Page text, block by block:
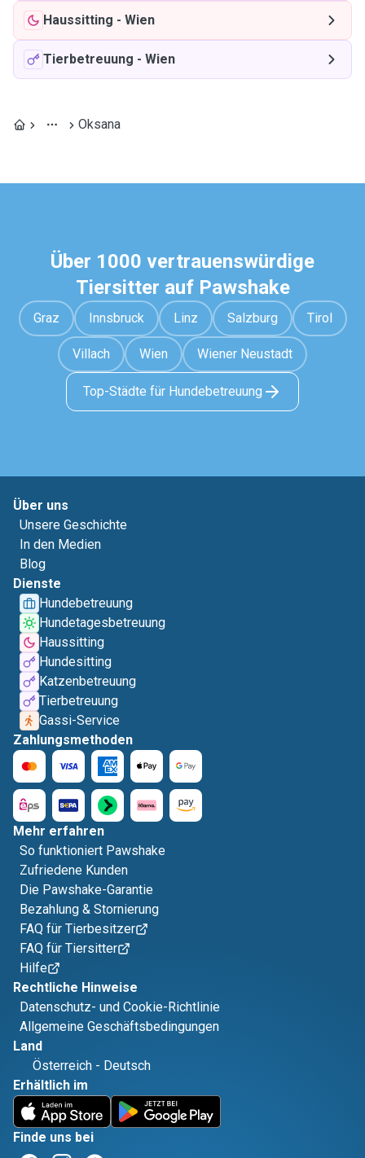
Haussitting - Wien
Tierbetreuung - Wien
Oksana
Über 1000 vertrauenswürdige
Tiersitter auf Pawshake
Graz Innsbruck Linz Salzburg Tirol
Villach Wien Wiener Neustadt
Top-Städte für Hundebetreuung
Über uns
Unsere Geschichte
In den Medien
Blog
Dienste
Hundebetreuung
Hundetagesbetreuung
Haussitting
Hundesitting
Katzenbetreuung
Tierbetreuung
Gassi-Service
Zahlungsmethoden
Mehr erfahren
So funktioniert Pawshake
Zufriedene Kunden
Die Pawshake-Garantie
Bezahlung & Stornierung
FAQ für Tierbesitzer
FAQ für Tiersitter
Hilfe
Rechtliche Hinweise
Datenschutz- und Cookie-Richtlinie
Allgemeine Geschäftsbedingungen
Land
Österreich - Deutsch
Erhältlich im
Finde uns bei